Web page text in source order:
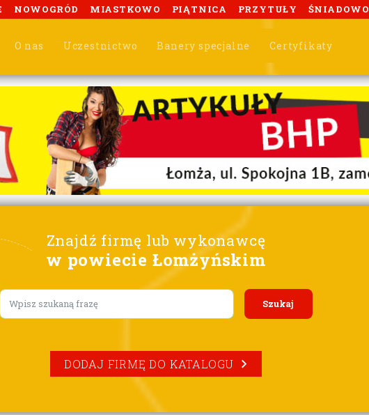
NOWOGRÓD MIASTKOWO PIĄTNICA PRZYTUŁY ŚNIADOWO
O nas Uczestnictwo Banery specjalne Certyfikaty
Znajdź firmę lub wykonawcę
w powiecie Łomżyńskim
Lorem ipsum
DODAJ FIRMĘ DO KATALOGU